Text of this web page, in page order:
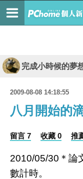
完成小時候的夢
2009-08-08 14:18:55
八月開始的
留言 7 收藏 0 推
2010/05/30＊論
數計時。